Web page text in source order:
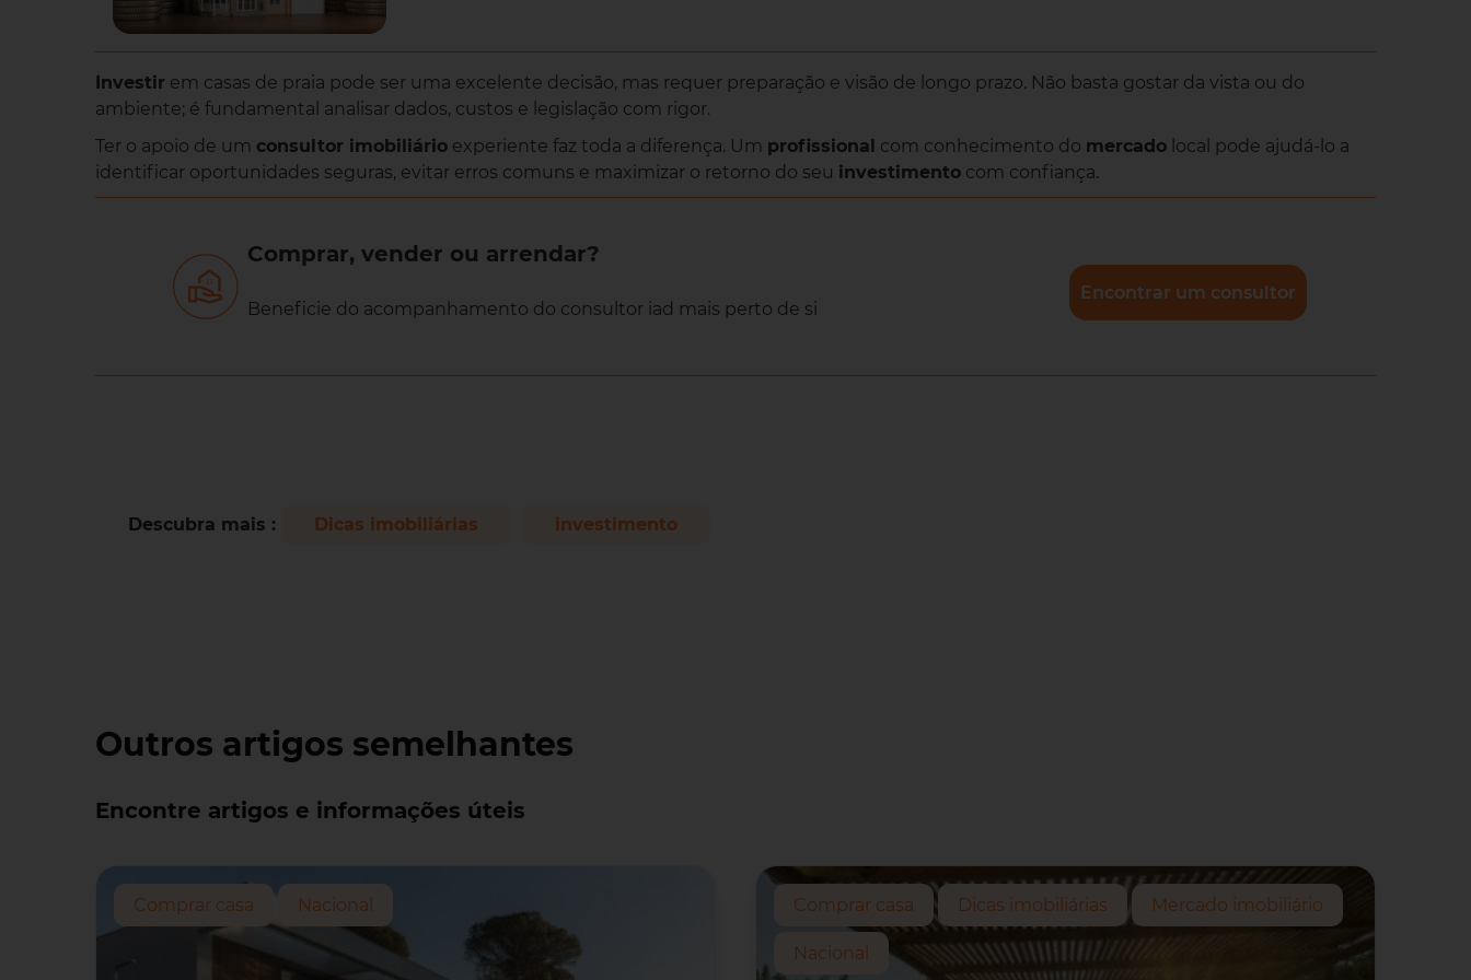
Investir em casas de praia pode ser uma excelente decisão, mas requer preparação e visão de longo prazo. Não basta gostar da vista ou do
ambiente; é fundamental analisar dados, custos e legislação com rigor.
Ter o apoio de um consultor imobiliário experiente faz toda a diferença. Um profissional com conhecimento do mercado local pode ajudá-lo a
identificar oportunidades seguras, evitar erros comuns e maximizar o retorno do seu investimento com confiança.
Comprar, vender ou arrendar?
Beneficie do acompanhamento do consultor iad mais perto de si
Encontrar um consultor
Descubra mais : Dicas imobiliárias investimento
Outros artigos semelhantes
Encontre artigos e informações úteis
Comprar casa Nacional Comprar casa Dicas imobiliárias Mercado imobiliário
Nacional